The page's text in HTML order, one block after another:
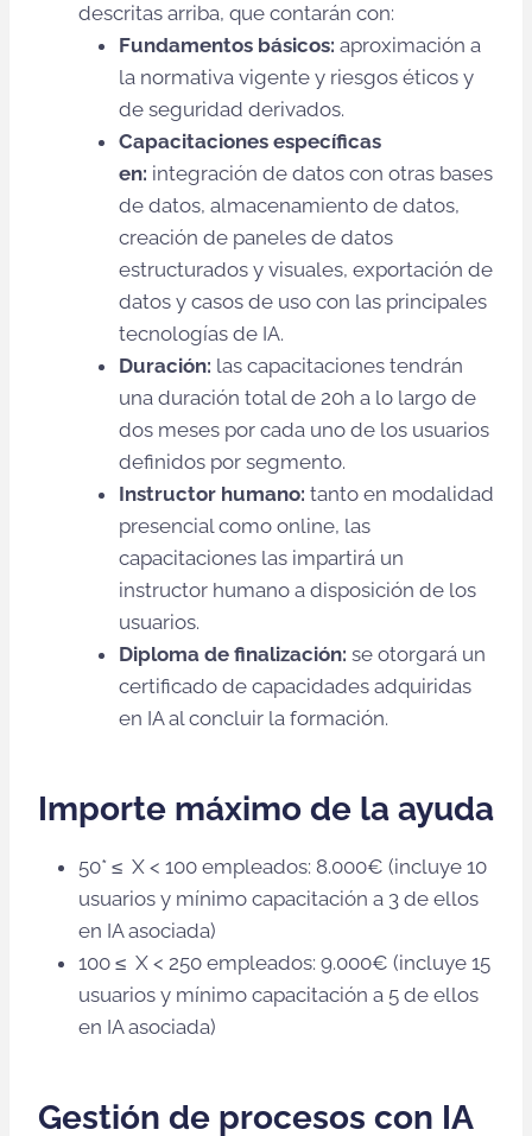
descritas arriba, que contarán con:
Fundamentos básicos: aproximación a
la normativa vigente y riesgos éticos y
de seguridad derivados.
Capacitaciones específicas
en: integración de datos con otras bases
de datos, almacenamiento de datos,
creación de paneles de datos
estructurados y visuales, exportación de
datos y casos de uso con las principales
tecnologías de IA.
Duración: las capacitaciones tendrán
una duración total de 20h a lo largo de
dos meses por cada uno de los usuarios
definidos por segmento.
Instructor humano: tanto en modalidad
presencial como online, las
capacitaciones las impartirá un
instructor humano a disposición de los
usuarios.
Diploma de finalización: se otorgará un
certificado de capacidades adquiridas
en IA al concluir la formación.
Importe máximo de la ayuda
50* ≤ X < 100 empleados: 8.000€ (incluye 10
usuarios y mínimo capacitación a 3 de ellos
en IA asociada)
100 ≤ X < 250 empleados: 9.000€ (incluye 15
usuarios y mínimo capacitación a 5 de ellos
en IA asociada)
Gestión de procesos con IA